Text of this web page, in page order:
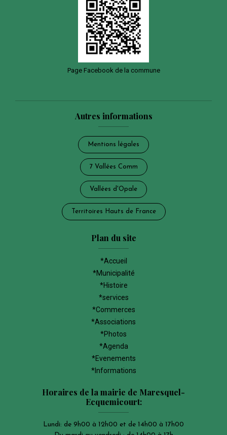
Page Facebook de la commune
Autres informations
Mentions légales
7 Vallées Comm
Vallées d'Opale
Territoires Hauts de France
Plan du site
*Accueil
*Municipalité
*Histoire
*services
*Commerces
*Associations
*Photos
*Agenda
*Evenements
*Informations
Horaires de la mairie de Maresquel-
Ecquemicourt:
Lundi: de 9h00 à 12h00 et de 14h00 à 17h00